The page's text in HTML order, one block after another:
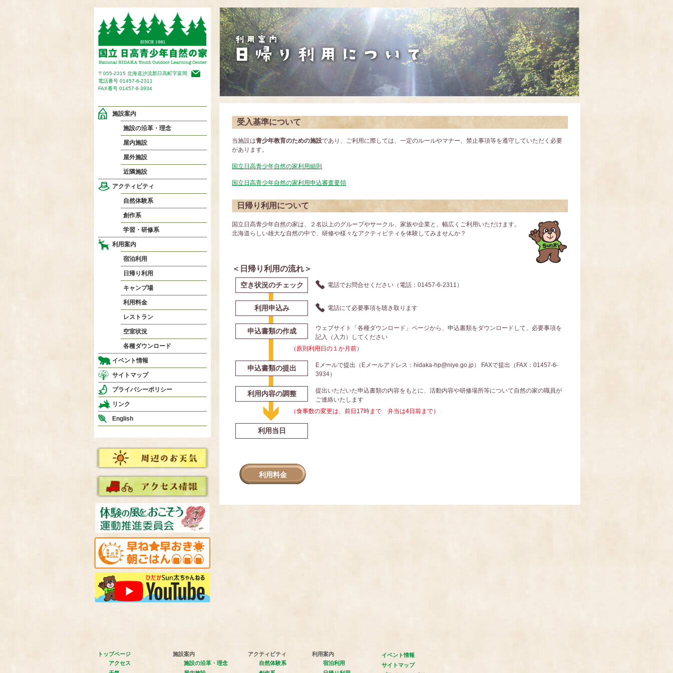
〒055-2315 北海道沙流郡日高町字富岡
電話番号 01457-6-2311
FAX番号 01457-6-3934
施設案内
施設の沿革・理念
屋内施設
屋外施設
近隣施設
アクティビティ
自然体験系
創作系
学習・研修系
利用案内
宿泊利用
日帰り利用
キャンプ場
利用料金
レストラン
空室状況
各種ダウンロード
イベント情報
サイトマップ
プライバシーポリシー
リンク
English
受入基準について
当施設は青少年教育のための施設であり、ご利用に際しては、一定のルールやマナー、禁止事項等を遵守していただく必要
があります。
国立日高青少年自然の家利用細則
国立日高青少年自然の家利用申込審査要領
日帰り利用について
国立日高青少年自然の家は、２名以上のグループやサークル、家族や企業と、幅広くご利用いただけます。
北海道らしい雄大な自然の中で、研修や様々なアクティビティを体験してみませんか？
＜日帰り利用の流れ＞
空き状況のチェック 電話でお問合せください（電話：01457-6-2311 ）
利用申込み 電話にて必要事項を聴き取ります
申込書類の作成
ウェブサイト「各種ダウンロード」ページから、申込書類をダウンロードして、必要事項を
記入（入力）してください
（原則利用日の１か月前）
申込書類の提出
Eメールで提出（Eメールアドレス：hidaka-hp@niye.go.jp） FAXで提出（FAX：01457-6-
3934）
利用内容の調整
提出いただいた申込書類の内容をもとに、活動内容や研修場所等について自然の家の職員が
ご連絡いたします
（食事数の変更は、前日17時まで 弁当は4日前まで）
利用当日
利用料金
トップページ
アクセス
施設案内
施設の沿革・理念
アクティビティ
自然体験系
利用案内
宿泊利用
イベント情報
サイトマップ